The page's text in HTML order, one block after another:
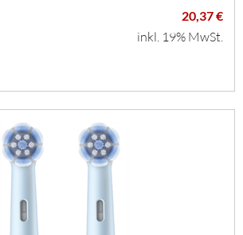
20,37 €
inkl. 19% MwSt.